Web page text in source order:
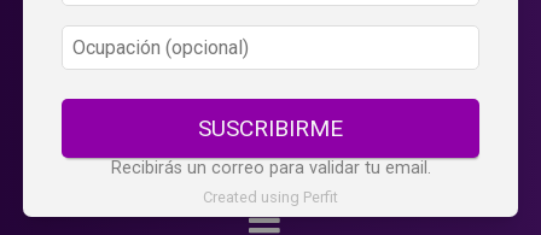
SUSCRIBIRME
Recibirás un correo para validar tu email.
Created using Perfit